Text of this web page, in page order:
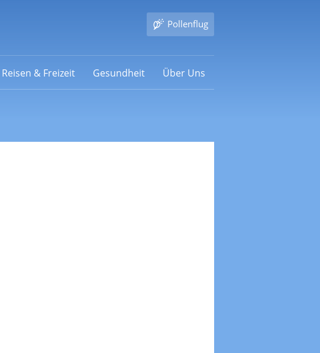
Pollenflug
Reisen & Freizeit Gesundheit Über Uns